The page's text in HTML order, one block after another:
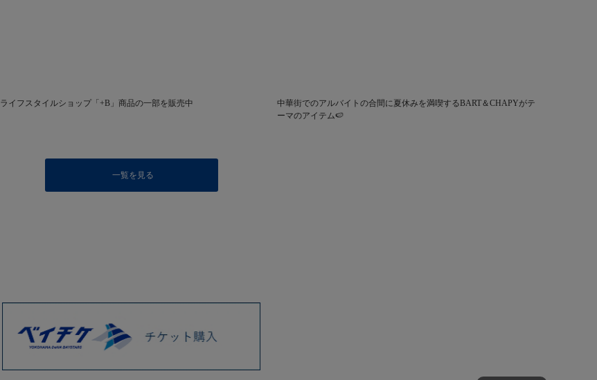
ライフスタイルショップ「+B」商品の一部を販売中
中華街でのアルバイトの合間に夏休みを満喫するBART＆CHAPYがテ
ーマのアイテム🍉
一覧を見る